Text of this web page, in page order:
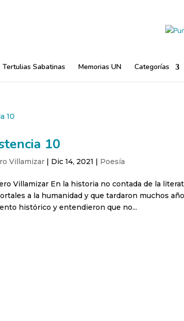
Tertulias Sabatinas Memorias UN Categorías
10
Villamizar | Dic 14, 2021 | Poesía
Villamizar En la historia no contada de la
a la humanidad y que tardaron muchos
histórico y entendieron que no...